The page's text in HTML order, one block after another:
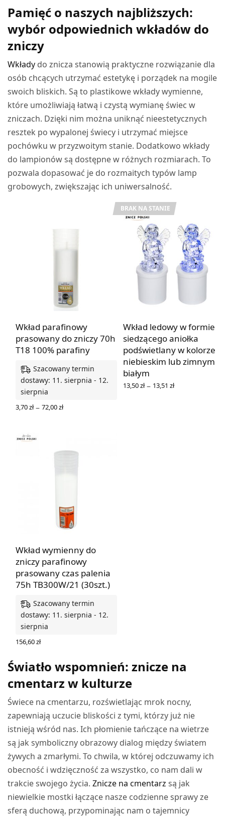
Pamięć o naszych najbliższych:
wybór odpowiednich wkładów do
zniczy
Wkłady do znicza stanowią praktyczne rozwiązanie dla
osób chcących utrzymać estetykę i porządek na mogile
swoich bliskich. Są to plastikowe wkłady wymienne,
które umożliwiają łatwą i czystą wymianę świec w
zniczach. Dzięki nim można uniknąć nieestetycznych
resztek po wypalonej świecy i utrzymać miejsce
pochówku w przyzwoitym stanie. Dodatkowo wkłady
do lampionów są dostępne w różnych rozmiarach. To
pozwala dopasować je do rozmaitych typów lamp
grobowych, zwiększając ich uniwersalność.
Wkład parafinowy
prasowany do zniczy 70h
T18 100% parafiny
Szacowany termin
dostawy: 11. sierpnia - 12.
sierpnia
3,70zł – 72,00złZakres
BRAK NA STANIE
Wkład ledowy w formie
siedzącego aniołka
podświetlany w kolorze
niebieskim lub zimnym
białym
13,50zł – 13,51 złZakres
Wkład wymienny do
zniczy parafinowy
prasowany czas palenia
75h TB300W/21 (30szt.)
Szacowany termin
dostawy: 11. sierpnia - 12.
sierpnia
156,60zł
Światło wspomnień: znicze na
cmentarz w kulturze
Świece na cmentarzu, rozświetlając mrok nocny,
zapewniają uczucie bliskości z tymi, którzy już nie
istnieją wśród nas. Ich płomienie tańczące na wietrze
są jak symboliczny obrazowy dialog między światem
żywych a zmarłymi. To chwila, w której odczuwamy ich
obecność i wdzięczność za wszystko, co nam dali w
trakcie swojego życia.Znicze na cmentarz są jak
niewielkie mostki łączące nasze codzienne sprawy ze
sferą duchową, przypominając nam o tajemnicy